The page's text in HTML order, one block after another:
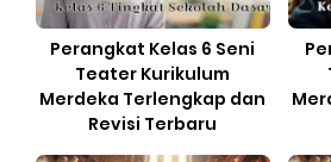
Perangkat Kelas 6 Seni
Teater Kurikulum
Merdeka Terlengkap dan
Revisi Terbaru